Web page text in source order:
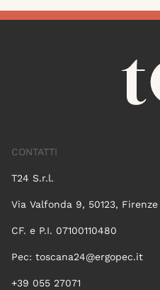
CONTATTI
T24 S.r.l.
Via Valfonda 9, 50123, Firenze
CF. e P.I. 07100110480
Pec: toscana24@ergopec.it
+39 055 27071